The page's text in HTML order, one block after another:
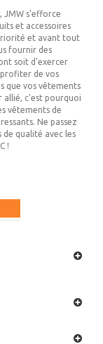
JMW s'efforce
et accessoires
et avant tout
fournir des
soit d'exercer
de vos
que vos vêtements
allié, c'est pourquoi
vêtements de
Ne passez
qualité avec les
!